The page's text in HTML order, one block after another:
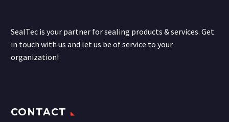
SealTec is your partner for sealing products & services. Get
in touch with us and let us be of service to your
organization!
CONTACT